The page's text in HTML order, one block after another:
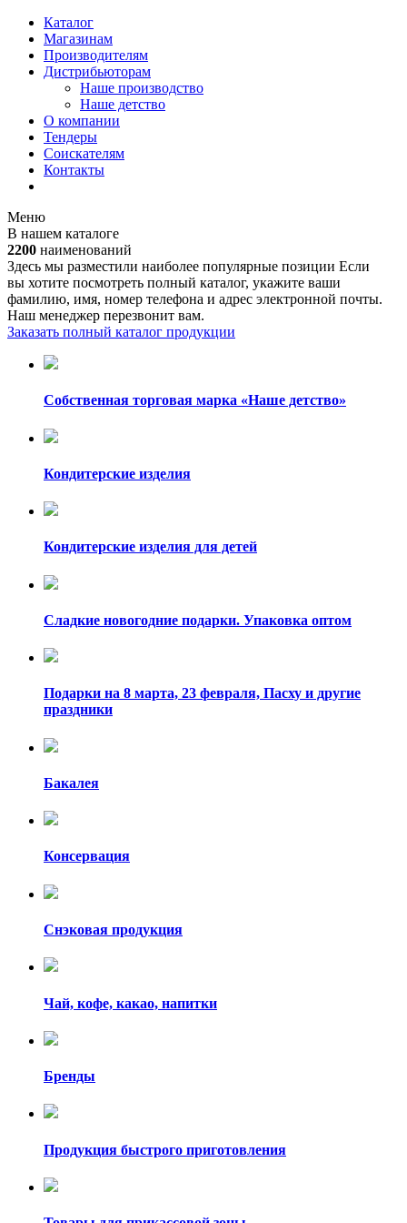
Каталог
Магазинам
Производителям
Дистрибьюторам
Наше производство
Наше детство
О компании
Тендеры
Соискателям
Контакты
Меню
В нашем каталоге
2200 наименований
Здесь мы разместили наиболее популярные позиции Если
вы хотите посмотреть полный каталог, укажите ваши
фамилию, имя, номер телефона и адрес электронной почты.
Наш менеджер перезвонит вам.
Заказать полный каталог продукции
Собственная торговая марка «Наше детство»
Кондитерские изделия
Кондитерские изделия для детей
Сладкие новогодние подарки. Упаковка оптом
Подарки на 8 марта, 23 февраля, Пасху и другие
праздники
Бакалея
Консервация
Снэковая продукция
Чай, кофе, какао, напитки
Бренды
Продукция быстрого приготовления